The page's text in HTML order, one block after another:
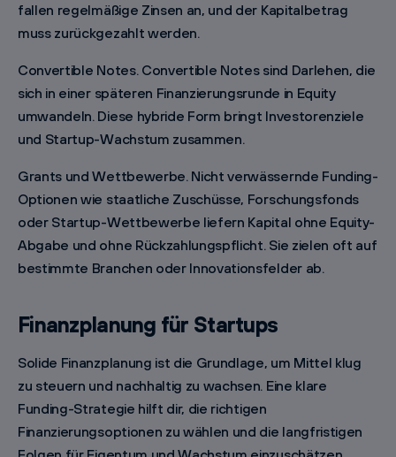
fallen regelmäßige Zinsen an, und der Kapitalbetrag
muss zurückgezahlt werden.
Convertible Notes. Convertible Notes sind Darlehen, die
sich in einer späteren Finanzierungsrunde in Equity
umwandeln. Diese hybride Form bringt Investorenziele
und Startup-Wachstum zusammen.
Grants und Wettbewerbe. Nicht verwässernde Funding-
Optionen wie staatliche Zuschüsse, Forschungsfonds
oder Startup-Wettbewerbe liefern Kapital ohne Equity-
Abgabe und ohne Rückzahlungspflicht. Sie zielen oft auf
bestimmte Branchen oder Innovationsfelder ab.
Finanzplanung für Startups
Solide Finanzplanung ist die Grundlage, um Mittel klug
zu steuern und nachhaltig zu wachsen. Eine klare
Funding-Strategie hilft dir, die richtigen
Finanzierungsoptionen zu wählen und die langfristigen